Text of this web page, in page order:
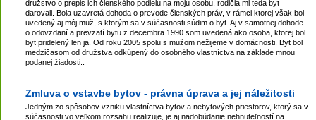
družstvo o prepis ich členského podielu na moju osobu, rodičia mi teda byt
darovali. Bola uzavretá dohoda o prevode členských práv, v rámci ktorej však bol
uvedený aj môj muž, s ktorým sa v súčasnosti súdim o byt. Aj v samotnej dohode
o odovzdaní a prevzatí bytu z decembra 1990 som uvedená ako osoba, ktorej bol
byt pridelený len ja. Od roku 2005 spolu s mužom nežijeme v domácnosti. Byt bol
medzičasom od družstva odkúpený do osobného vlastníctva na základe mnou
podanej žiadosti..
Zmluva o vstavbe bytov - právna úprava a jej náležitosti
Jedným zo spôsobov vzniku vlastníctva bytov a nebytových priestorov, ktorý sa v
súčasnosti vo veľkom rozsahu realizuje, je aj nadobúdanie nehnuteľností na